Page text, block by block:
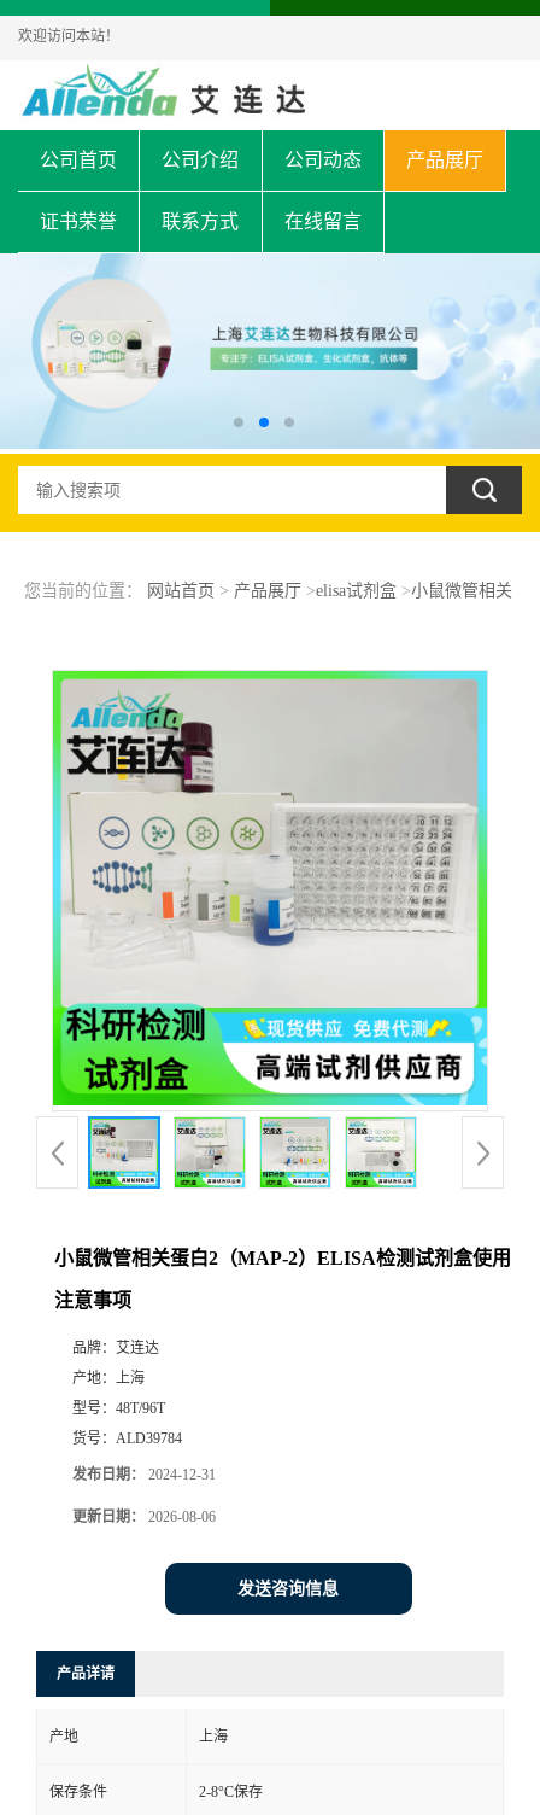
欢迎访问本站！
公司首页 公司介绍 公司动态 产品展厅
证书荣誉 联系方式 在线留言
您当前的位置： 网站首页 > 产品展厅 >elisa试剂盒>小鼠微管相关
小鼠微管相关蛋白2（MAP-2）ELISA检测试剂盒使用
注意事项
品牌： 艾连达
产地： 上海
型号： 48T/96T
货号： ALD39784
发布日期： 2024-12-31
更新日期： 2026-08-06
发送咨询信息
产品详请
产地 上海
保存条件 2-8°C保存